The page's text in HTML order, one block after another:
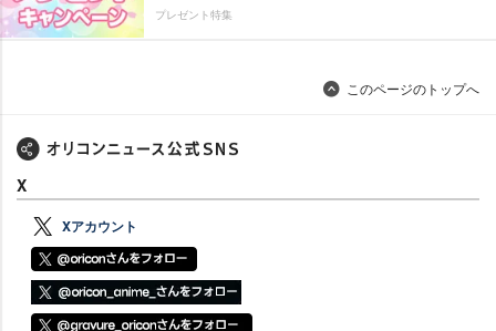
プレゼント特集
このページのトップへ
X
Xアカウント